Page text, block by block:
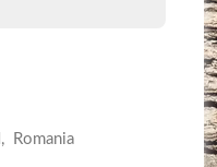
, Romania